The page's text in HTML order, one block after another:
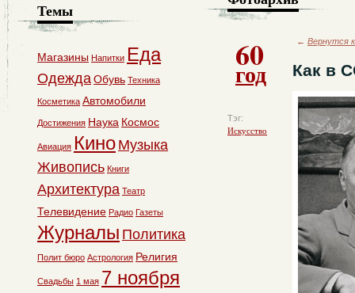
60
год
Тэг:
Искусство
← Вернутся
Как в
Темы
Магазины Напитки Еда
ОдеждаОбувь Техника
Косметика Автомобили
Достижения Наука Космос
Авиация Кино Музыка
Живопись Книги
Архитектура Театр
Телевидение Радио Газеты
Журналы Политика
Полит бюро Астрология Религия
Свадьбы 1 мая 7 ноября